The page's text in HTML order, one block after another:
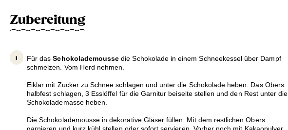
Zubereitung
Für dasSchokolademousse die Schokolade in einem Schneekessel über Dampf
schmelzen. Vom Herd nehmen.
Eiklar mit Zucker zu Schnee schlagen und unter die Schokolade heben. Das Obers
halbfest schlagen, 3 Esslöffel für die Garnitur beiseite stellen und den Rest unter die
Schokolademasse heben.
Die Schokolademousse in dekorative Gläser füllen. Mit dem restlichen Obers